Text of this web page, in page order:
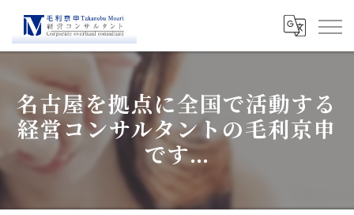
名古屋を拠点に全国で活動する
経営コンサルタントの毛利京申
です...